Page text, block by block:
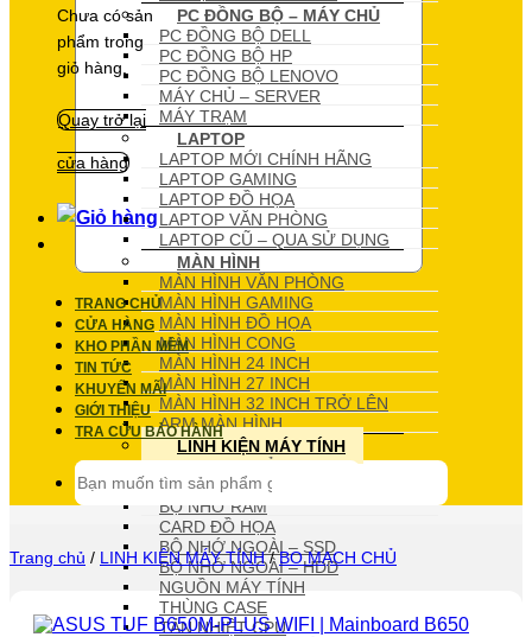
Chưa có sản
phẩm trong
giỏ hàng.
Quay trở lại
cửa hàng
PC ĐỒNG BỘ – MÁY CHỦ
PC ĐỒNG BỘ DELL
PC ĐỒNG BỘ HP
PC ĐỒNG BỘ LENOVO
MÁY CHỦ – SERVER
MÁY TRẠM
LAPTOP
LAPTOP MỚI CHÍNH HÃNG
LAPTOP GAMING
LAPTOP ĐỒ HỌA
LAPTOP VĂN PHÒNG
LAPTOP CŨ – QUA SỬ DỤNG
MÀN HÌNH
MÀN HÌNH VĂN PHÒNG
MÀN HÌNH GAMING
MÀN HÌNH ĐỒ HỌA
MÀN HÌNH CONG
MÀN HÌNH 24 INCH
MÀN HÌNH 27 INCH
MÀN HÌNH 32 INCH TRỞ LÊN
ARM MÀN HÌNH
LINH KIỆN MÁY TÍNH
BO MẠCH CHỦ
BỘ XỬ LÝ
BỘ NHỚ RAM
CARD ĐỒ HỌA
BỘ NHỚ NGOÀI – SSD
BỘ NHỚ NGOÀI – HDD
NGUỒN MÁY TÍNH
THÙNG CASE
TẢN NHIỆT CPU
TRANG CHỦ
CỬA HÀNG
KHO PHẦN MỀM
TIN TỨC
KHUYẾN MÃI
GIỚI THIỆU
TRA CỨU BẢO HÀNH
Tìm
kiếm:
Trang chủ / LINH KIỆN MÁY TÍNH / BO MẠCH CHỦ